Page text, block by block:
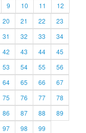
9 10 11
12
20 21 22
23
31 32 33
34
42 43 44
45
53 54 55
56
64 65 66
67
75 76 77
78
86 87 88
89
97 98
99